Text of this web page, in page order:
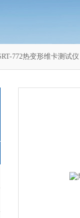
772热变形维卡测试